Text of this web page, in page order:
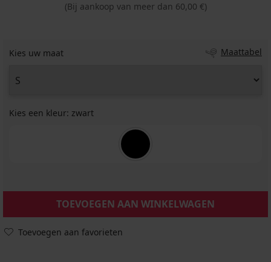
(Bij aankoop van meer dan 60,00 €)
Kies uw maat Maattabel
Kies een kleur: zwart
TOEVOEGEN AAN WINKELWAGEN
Toevoegen aan favorieten